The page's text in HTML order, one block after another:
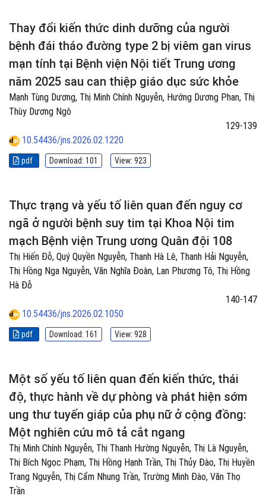
Thay đổi kiến thức dinh dưỡng của người
bệnh đái tháo đường type 2 bị viêm gan virus
mạn tính tại Bệnh viện Nội tiết Trung ương
năm 2025 sau can thiệp giáo dục sức khỏe
Mạnh Tùng Dương, Thị Minh Chính Nguyễn, Hướng Dương Phan, Thị
Thùy Dương Ngô
129-139
10.54436/jns.2026.02.1220
pdf Download: 101 View: 923
Thực trạng và yếu tố liên quan đến nguy cơ
ngã ở người bệnh suy tim tại Khoa Nội tim
mạch Bệnh viện Trung ương Quân đội 108
Thị Hiến Đỗ, Quý Quyền Nguyễn, Thanh Hà Lê, Thanh Hải Nguyễn,
Thị Hồng Nga Nguyễn, Văn Nghĩa Đoàn, Lan Phương Tô, Thị Hồng
Hà Đỗ
140-147
10.54436/jns.2026.02.1050
pdf Download: 161 View: 928
Một số yếu tố liên quan đến kiến thức, thái
độ, thực hành về dự phòng và phát hiện sớm
ung thư tuyến giáp của phụ nữ ở cộng đồng:
Một nghiên cứu mô tả cắt ngang
Thị Minh Chính Nguyễn, Thị Thanh Hường Nguyễn, Thị Là Nguyễn,
Thị Bích Ngọc Phạm, Thị Hồng Hạnh Trần, Thị Thủy Đào, Thị Huyền
Trang Nguyễn, Thị Cẩm Nhung Trần, Trường Minh Đào, Văn Thọ
Trần